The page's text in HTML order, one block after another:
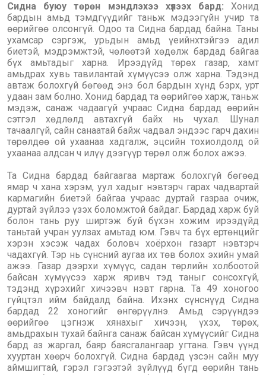
Сидна буюу төрөн мэндлэхээ хүлээх бард: Хонид
бардын амьд тэмдгүүдийг таньж мэдээгүйн учир та
өөрийгөө олсонгүй. Одоо та Сидна бардад байна. Таны
ухамсар сэргэж, урьдын амьд үеийнхтэйгээ адил
биетэй, мэдрэмжтэй, чөлөөтэй хөдөлж бардад байгаа
бүх амьтадыг харна. Ирээдүйд төрөх газар, хамт
амьдрах хувь тавилантай хүмүүсээ олж харна. Тэдэнд
автаж болохгүй бөгөөд энэ бол бардын хүнд бэрх, урт
удаан зам болно. Хонид бардад та өөрийгөө харж, таньж
мэдэж, санаж чадаагүй учраас Сидна бардад өөрийн
сэтгэл хөдлөлд автахгүй байх нь чухал. Шунал
тачаалгүй, сайн санаатай байж чадвал эндээс гарч дахин
төрөлдөө ой ухаанаа хадгалж, эцсийн тохиолдолд ой
ухаанаа алдсан ч илүү дээгүүр төрөл олж болох ажээ.
Та Сидна бардад байгаагаа мартаж болохгүй бөгөөд
ямар ч хана хэрэм, уул хадыг нэвтэрч гарах чадвартай
кармагийн биетэй байгаа учраас дуртай газраа очиж,
дуртай зүйлээ үзэх боломжтой байдаг. Бардад харж буй
болон тань руу ширтэж буй бүхэн хожим ирээдүйд
таньтай учран уулзах амьтад юм. Гэвч та бүх ертөнцийг
хэрэн хэсэж чадах боловч хоёрхон газарт нэвтэрч
чадахгүй. Тэр нь сүнсний аугаа их төв болох эхийн умай
ажээ. Газар дээрхи хүмүүс, садан төрлийн холбоотой
байсан хүмүүсээ харж яривч тэд таныг сонсохгүй,
тэдэнд хүрэхийг хичээвч нэвт гарна. Та 49 хоногоо
гүйцтэл ийм байдалд байна. Ихэнх сүнснүүд Сидна
бардад 22 хоногийг өнгөрүүлнэ. Амьд сэрүүндээ
өөрийгөө цэгнэж хянахыг хичээн, үхэх, төрөх,
амьдрахын тухай байнга санаж байсан хүмүүсийг Сидна
бард аз жаргал, баяр баясгалангаар угтана. Гэвч үүнд
хууртан хөөрч болохгүй. Сидна бардад үзсэн сайн муу
аймшигтай, гэрэл гэгээтэй зүйлүүд бүгд өөрийн тань